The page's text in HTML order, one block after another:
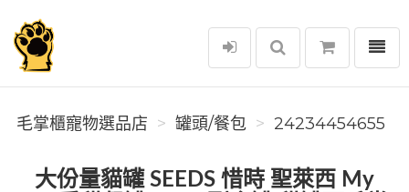
毛掌櫃寵物選品店
選單
毛掌櫃寵物選品店 罐頭/餐包 24234454655
大份量貓罐 SEEDS 惜時 聖萊西 My